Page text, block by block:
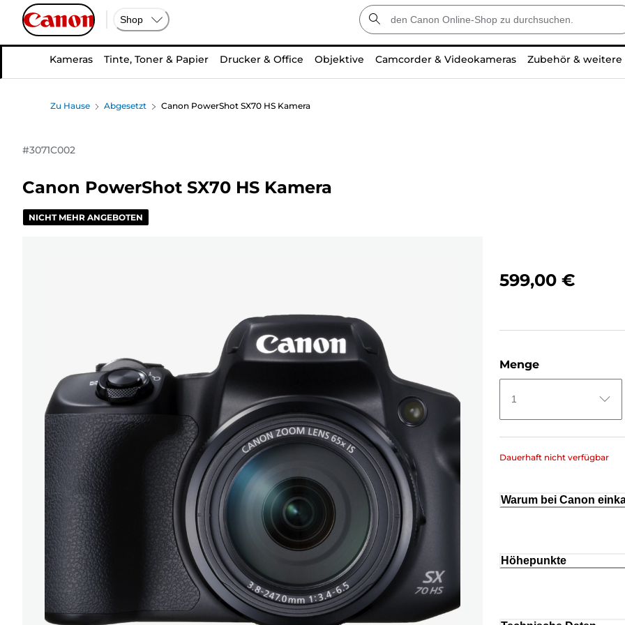
Shop
Kameras Tinte, Toner & Papier Drucker & Office Objektive Camcorder & Videokameras Zubehör &
Zu Hause Abgesetzt Canon PowerShot SX70 HS Kamera
#3071C002
Canon PowerShot SX70 HS Kamera
NICHT MEHR ANGEBOTEN
599,00 €
Menge
1
Dauerhaft nicht verfügbar
Warum bei Canon
Höhepunkte